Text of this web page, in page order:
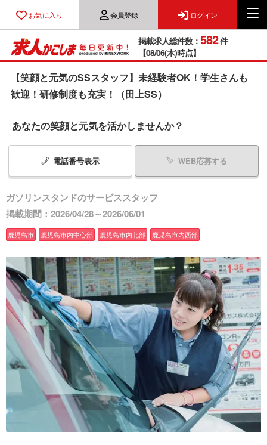
お気に入り 会員登録 ログイン
掲載求人総件数： 582件
【08/06(木)時点】
【笑顔と元気のSSスタッフ】未経験者OK！学生さんも
歓迎！研修制度も充実！（田上SS）
あなたの笑顔と元気を活かしませんか？
電話番号表示 WEB応募する
ガソリンスタンドのサービススタッフ
掲載期間：2026/04/28～2026/06/01
鹿児島市 鹿児島市内中心部 鹿児島市内北部 鹿児島市内西部